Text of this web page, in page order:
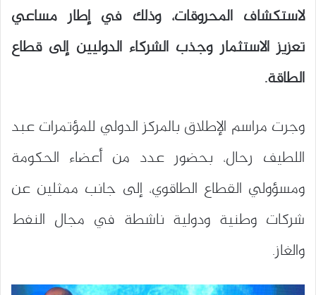
لاستكشاف المحروقات، وذلك في إطار مساعي
تعزيز الاستثمار وجذب الشركاء الدوليين إلى قطاع
الطاقة.
وجرت مراسم الإطلاق بالمركز الدولي للمؤتمرات عبد
اللطيف رحال، بحضور عدد من أعضاء الحكومة
ومسؤولي القطاع الطاقوي، إلى جانب ممثلين عن
شركات وطنية ودولية ناشطة في مجال النفط
والغاز.